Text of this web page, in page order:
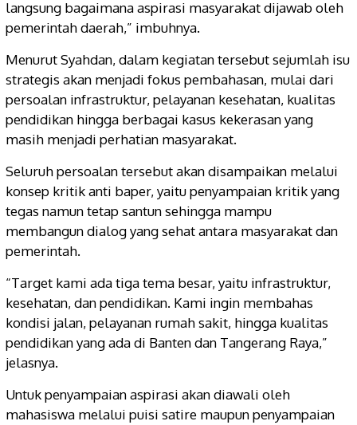
langsung bagaimana aspirasi masyarakat dijawab oleh
pemerintah daerah,” imbuhnya.
Menurut Syahdan, dalam kegiatan tersebut sejumlah isu
strategis akan menjadi fokus pembahasan, mulai dari
persoalan infrastruktur, pelayanan kesehatan, kualitas
pendidikan hingga berbagai kasus kekerasan yang
masih menjadi perhatian masyarakat.
Seluruh persoalan tersebut akan disampaikan melalui
konsep kritik anti baper, yaitu penyampaian kritik yang
tegas namun tetap santun sehingga mampu
membangun dialog yang sehat antara masyarakat dan
pemerintah.
“Target kami ada tiga tema besar, yaitu infrastruktur,
kesehatan, dan pendidikan. Kami ingin membahas
kondisi jalan, pelayanan rumah sakit, hingga kualitas
pendidikan yang ada di Banten dan Tangerang Raya,”
jelasnya.
Untuk penyampaian aspirasi akan diawali oleh
mahasiswa melalui puisi satire maupun penyampaian